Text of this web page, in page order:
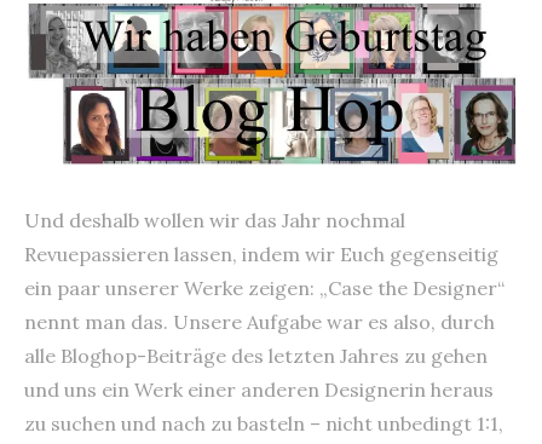
Und deshalb wollen wir das Jahr nochmal
Revuepassieren lassen, indem wir Euch gegenseitig
ein paar unserer Werke zeigen: „Case the Designer“
nennt man das. Unsere Aufgabe war es also, durch
alle Bloghop-Beiträge des letzten Jahres zu gehen
und uns ein Werk einer anderen Designerin heraus
zu suchen und nach zu basteln – nicht unbedingt 1:1,